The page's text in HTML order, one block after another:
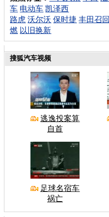
车 电动车 凯泽西
路虎 沃尔沃 保时捷 丰田召回
燃 以旧换新
搜狐汽车视频
逃逸投案算
自首
足球名宿车
祸亡